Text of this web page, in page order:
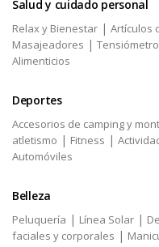
Salud y cuidado personal
Relax y Bienestar | Artículos
Masajeadores |
Alimenticios
Deportes
Accesorios de camping y
atletismo | Fitness |
Automóviles
Belleza
Peluquería | Línea Solar |
faciales y corporales |